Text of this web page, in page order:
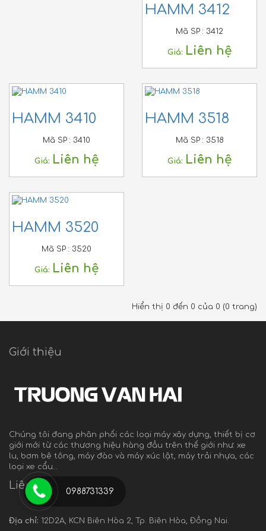
HAMM 3412
Mã SP : 3412
Giá: Liên hệ
HAMM 3410
Mã SP : 3410
Giá: Liên hệ
HAMM 3518
Mã SP : 3518
Giá: Liên hệ
HAMM 3520
Mã SP : 3520
Giá: Liên hệ
Hiển thị 0 đến 0 của 0 (0 trang)
Giới thiệu
Chúng tôi đang phân phối các loại máy xây dựng, thiết bị cơ
giới mới từ các thương hiệu hàng đầu trên thế giới như: xe
lu, bơm bê tông, máy đào và máy xúc lật, máy trải nhựa, các
loại xe cẩu…
Liên hệ
Địa chỉ: 12D2A, KCN Biên Hòa 2, Tp. Biên Hòa, Đồng Nai.
0988731339